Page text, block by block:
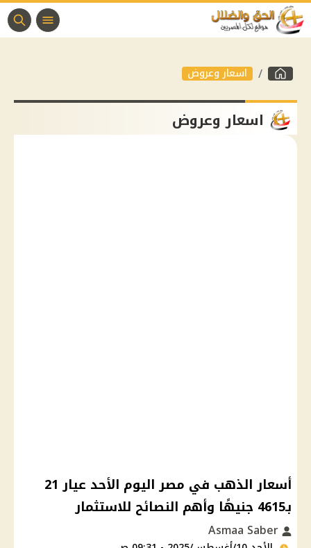
اسعار وعروض
اسعار وعروض
أسعار الذهب في مصر اليوم الأحد عيار 21
بـ4615 جنيهًا وأهم النصائح للاستثمار